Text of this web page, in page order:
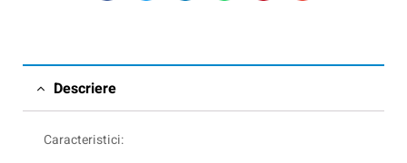
Descriere
Caracteristici: